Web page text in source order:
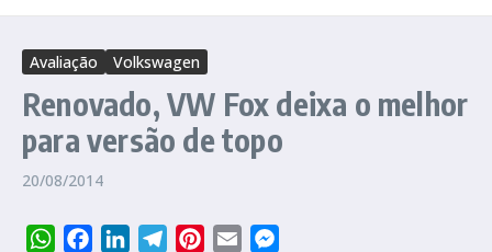
Avaliação Volkswagen
Renovado, VW Fox deixa o melhor
para versão de topo
20/08/2014
WhatsAppFacebookLinkedInTelegramPinterest
Email